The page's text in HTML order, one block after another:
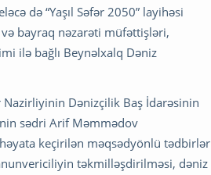
də “Yaşıl Səfər 2050” layihəsi
bayraq nəzarəti müfəttişləri,
ilə bağlı Beynəlxalq Dəniz
Dənizçilik Baş İdarəsinin
sədri Arif Məmmədov
həyata keçirilən məqsədyönlü tədbirlər
təkmilləşdirilməsi, dəniz